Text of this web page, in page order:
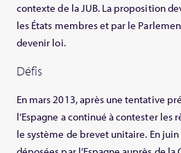
contexte de la JUB. La proposition
les États membres et par le
devenir loi.
Défis
En mars 2013, après une tentative
l’Espagne a continué à contester les
le système de brevet unitaire. En juin